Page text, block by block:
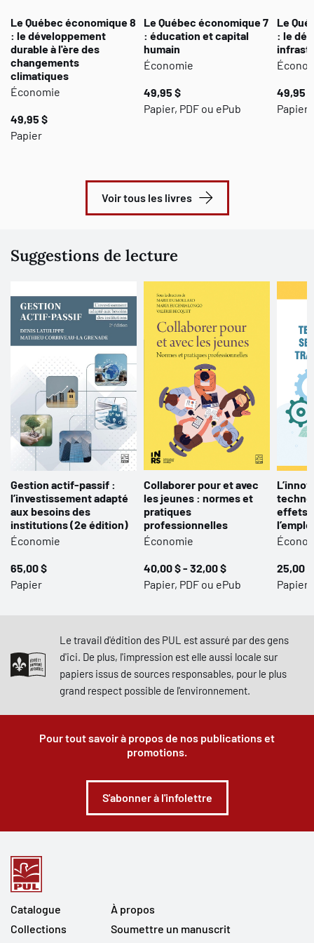
Le Québec économique 8
: le développement
durable à l'ère des
changements
climatiques
Économie
49,95 $
Papier
Le Québec économique 7
: éducation et capital
humain
Économie
49,95 $
Papier, PDF ou ePub
Le
: le
49,95 $
Papier
Voir tous les livres
Suggestions de lecture
Gestion actif-passif :
l’investissement adapté
aux besoins des
institutions (2e édition)
Économie
65,00 $
Papier
Collaborer pour et avec
les jeunes : normes et
pratiques
professionnelles
Économie
40,00 $ - 32,00 $
Papier, PDF ou ePub
effets
l’emploi
25,00
Papier,
Le travail d'édition des PUL est assuré par des gens
d'ici. De plus, l'impression est elle aussi locale sur
papiers issus de sources responsables, pour le plus
grand respect possible de l'environnement.
Pour tout savoir à propos de nos publications et
promotions.
S'abonner à l'infolettre
Catalogue
Collections
À propos
Soumettre un manuscrit